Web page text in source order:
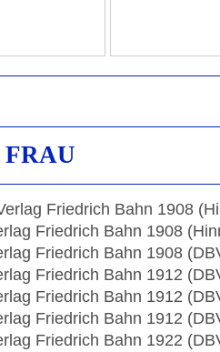
Friedrich Bahn 1908
Friedrich Bahn 1908
Friedrich Bahn 1908
Friedrich Bahn 1912
Friedrich Bahn 1912
Friedrich Bahn 1912
Friedrich Bahn 1922